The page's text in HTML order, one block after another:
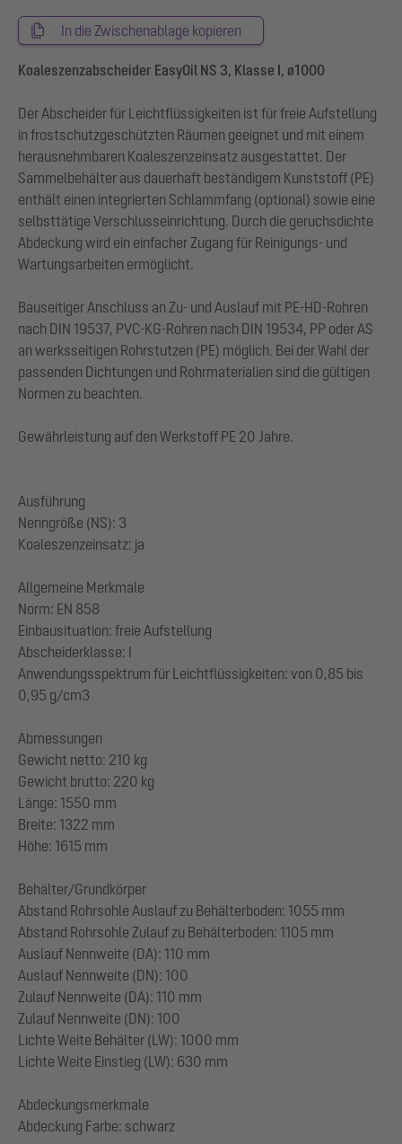
In die Zwischenablage kopieren
Koaleszenzabscheider EasyOil NS 3, Klasse I, ø1000
Der Abscheider für Leichtflüssigkeiten ist für freie Aufstellung
in frostschutzgeschützten Räumen geeignet und mit einem
herausnehmbaren Koaleszenzeinsatz ausgestattet. Der
Sammelbehälter aus dauerhaft beständigem Kunststoff (PE)
enthält einen integrierten Schlammfang (optional) sowie eine
selbsttätige Verschlusseinrichtung. Durch die geruchsdichte
Abdeckung wird ein einfacher Zugang für Reinigungs- und
Wartungsarbeiten ermöglicht.
Bauseitiger Anschluss an Zu- und Auslauf mit PE-HD-Rohren
nach DIN 19537, PVC-KG-Rohren nach DIN 19534, PP oder AS
an werksseitigen Rohrstutzen (PE) möglich. Bei der Wahl der
passenden Dichtungen und Rohrmaterialien sind die gültigen
Normen zu beachten.
Gewährleistung auf den Werkstoff PE 20 Jahre.
Ausführung
Nenngröße (NS): 3
Koaleszenzeinsatz: ja
Allgemeine Merkmale
Norm: EN 858
Einbausituation: freie Aufstellung
Abscheiderklasse: I
Anwendungsspektrum für Leichtflüssigkeiten: von 0,85 bis
0,95 g/cm3
Abmessungen
Gewicht netto: 210 kg
Gewicht brutto: 220 kg
Länge: 1550 mm
Breite: 1322 mm
Höhe: 1615 mm
Behälter/Grundkörper
Abstand Rohrsohle Auslauf zu Behälterboden: 1055 mm
Abstand Rohrsohle Zulauf zu Behälterboden: 1105 mm
Auslauf Nennweite (DA): 110 mm
Auslauf Nennweite (DN): 100
Zulauf Nennweite (DA): 110 mm
Zulauf Nennweite (DN): 100
Lichte Weite Behälter (LW): 1000 mm
Lichte Weite Einstieg (LW): 630 mm
Abdeckungsmerkmale
Abdeckung Farbe: schwarz